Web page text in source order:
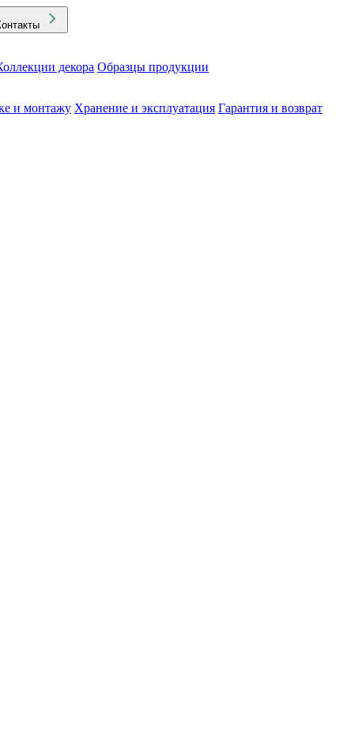
декора Образцы продукции
и монтажу Хранение и эксплуатация Гарантия и возврат